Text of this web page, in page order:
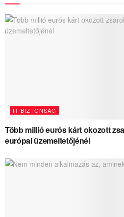
IT-BIZTONSÁG
Több millió eurós kárt okozott
európai üzemeltetőjénél